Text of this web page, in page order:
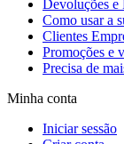
Devoluções e
Como usar a
Clientes
Promoções e
Precisa de
Minha conta
Iniciar sessão